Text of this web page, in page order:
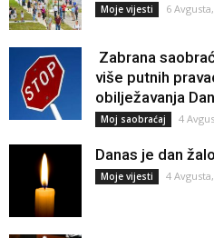
Moje vijesti 6
Zabrana
više putnih
obilježavanja
Moj saobraćaj 4
Danas je dan
Moje vijesti 4